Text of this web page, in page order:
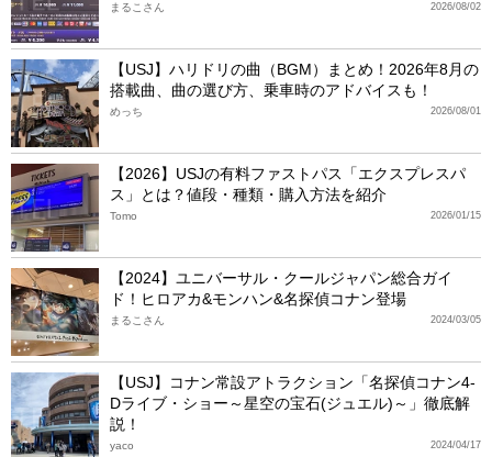
2026/08/02
まるこさん
【USJ】ハリドリの曲（BGM）まとめ！2026年8月の
搭載曲、曲の選び方、乗車時のアドバイスも！
2026/08/01
めっち
【2026】USJの有料ファストパス「エクスプレスパ
ス」とは？値段・種類・購入方法を紹介
2026/01/15
Tomo
【2024】ユニバーサル・クールジャパン総合ガイ
ド！ヒロアカ&モンハン&名探偵コナン登場
2024/03/05
まるこさん
【USJ】コナン常設アトラクション「名探偵コナン4-
Dライブ・ショー～星空の宝石(ジュエル)～」徹底解
説！
2024/04/17
yaco